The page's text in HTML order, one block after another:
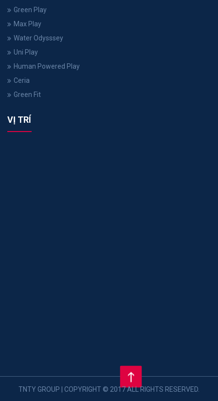
Green Play
Max Play
Water Odysssey
Uni Play
Human Powered Play
Ceria
Green Fit
VỊ TRÍ
TNTY GROUP | COPYRIGHT © 2017 ALL RIGHTS RESERVED.